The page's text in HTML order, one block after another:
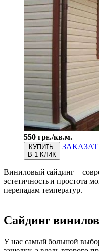
550 грн./кв.м.
КУПИТЬ
В 1 КЛИК
Виниловый сайдинг –
эстетичность и простота
перепадам температур.
Сайдинг
У нас самый большой